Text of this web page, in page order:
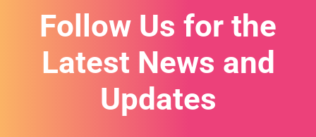
Follow Us for the
Latest News and
Updates